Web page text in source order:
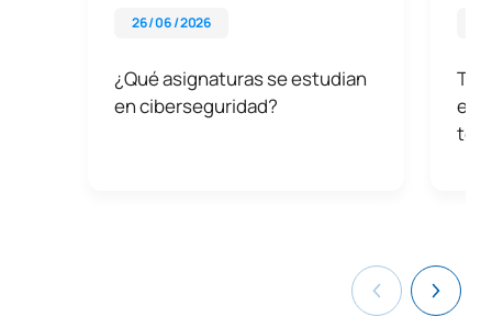
26 / 06 / 2026
¿Qué asignaturas se estudian
en ciberseguridad?